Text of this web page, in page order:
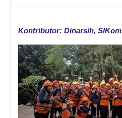
Kontributor: Dinarsih, SIKom